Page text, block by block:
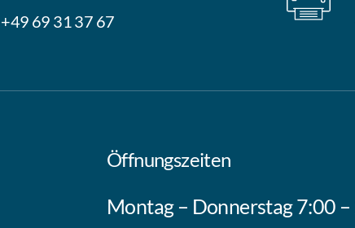
+49 69 31 37 67
Öffnungszeiten
Montag – Donnerstag 7:00